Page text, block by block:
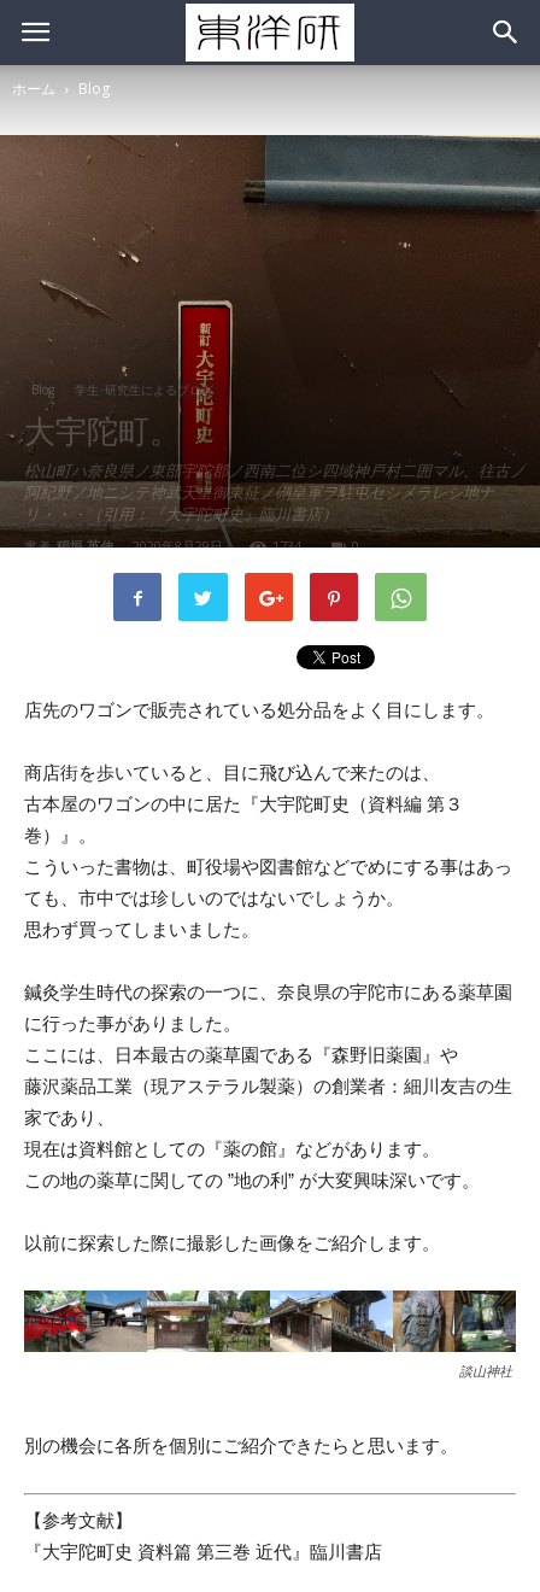
ホーム Blog
Blog 学生･研究生によるブログ
大宇陀町。
松山町ハ奈良県ノ東部宇陀郡ノ西南二位シ四域神戸村二囲マル、往古ノ
阿紀野ノ地ニシテ神武天皇御東征ノ砌皇軍ヲ駐屯セシメラレシ地ナ
リ・・・（引用：『大宇陀町史』臨川書店）
書者 稲垣 英伸 - 2020年8月29日 1734 0
店先のワゴンで販売されている処分品をよく目にします。
商店街を歩いていると、目に飛び込んで来たのは、
古本屋のワゴンの中に居た『大宇陀町史（資料編 第３
巻）』。
こういった書物は、町役場や図書館などでめにする事はあっ
ても、市中では珍しいのではないでしょうか。
思わず買ってしまいました。
鍼灸学生時代の探索の一つに、奈良県の宇陀市にある薬草園
に行った事がありました。
ここには、日本最古の薬草園である『森野旧薬園』や
藤沢薬品工業（現アステラル製薬）の創業者：細川友吉の生
家であり、
現在は資料館としての『薬の館』などがあります。
この地の薬草に関しての ”地の利” が大変興味深いです。
以前に探索した際に撮影した画像をご紹介します。
談山神社
別の機会に各所を個別にご紹介できたらと思います。
【参考文献】
『大宇陀町史 資料篇 第三巻 近代』臨川書店